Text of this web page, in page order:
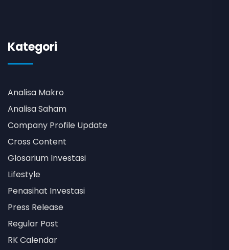
Kategori
Analisa Makro
Analisa Saham
Company Profile Update
Cross Content
Glosarium Investasi
Lifestyle
Penasihat Investasi
Press Release
Regular Post
RK Calendar